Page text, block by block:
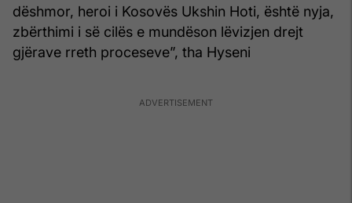
dëshmor, heroi i Kosovës Ukshin Hoti, është nyja,
zbërthimi i së cilës e mundëson lëvizjen drejt
gjërave rreth proceseve”, tha Hyseni